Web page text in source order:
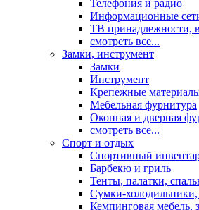
Телефония и радио
Информационные
ТВ принадлежности,
смотреть все...
Замки, инструмент
Замки
Инструмент
Крепежные
Мебельная фурнитура
Оконная и дверная
смотреть все...
Спорт и отдых
Спортивный
Барбекю и гриль
Тенты, палатки,
Сумки-холодильники,
Кемпинговая мебель,